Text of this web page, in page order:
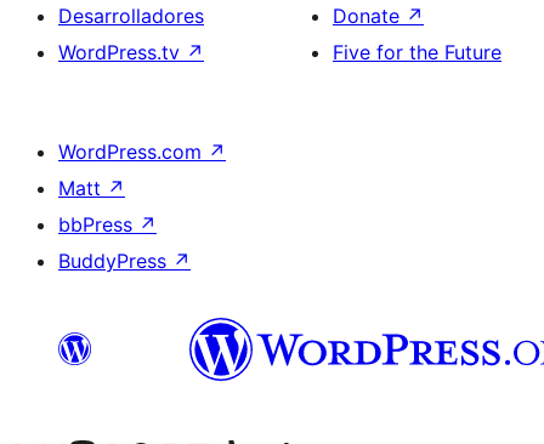
Desarrolladores
WordPress.tv ↗
Donate ↗
Five for the Future
WordPress.com ↗
Matt ↗
bbPress ↗
BuddyPress ↗